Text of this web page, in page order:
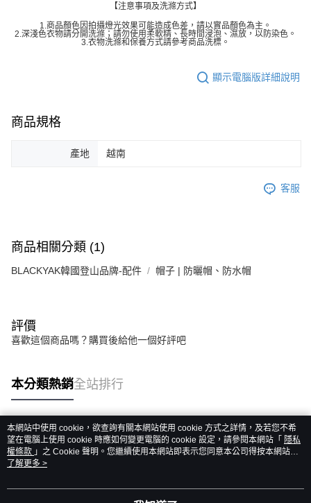
【注意事項及洗滌方式】
1.商品顏色因拍攝燈光效果可能造成色差，請以實品顏色為主。
2.深淺色衣物請分開洗滌；請勿使用柔軟精、長時間浸泡、濕放，以防染色。
3.衣物洗滌和保養方式請參考商品洗標。
顯示電腦版詳細說明
商品規格
產地 越南
客服
商品相關分類 (1)
BLACKYAK韓國登山品牌-配件 帽子 | 防曬帽、防水帽
評價
喜歡這個商品嗎？購買後給他一個好評吧
本分類熱銷全站排行
熱門標籤
本網站中使用 cookie，欲查詢有關本網站使用 cookie 方式之詳情，及若您不希
望在電腦上使用 cookie 時應如何變更電腦的 cookie 設定，請參閱本網站「 隱私
權條款 」之 Cookie 聲明。您繼續使用本網站即表示您同意本公司得按本網站使
用條款之 Cookie 聲明使用 cookie。
了解更多 >